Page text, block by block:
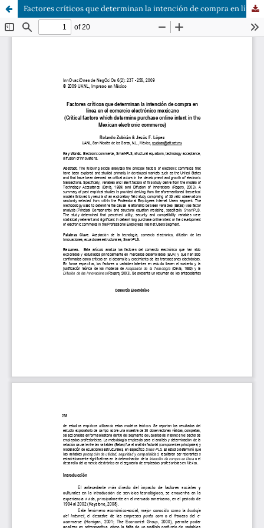
Factores críticos que determinan la intención de compra en línea en el comercio electrónico mexicano